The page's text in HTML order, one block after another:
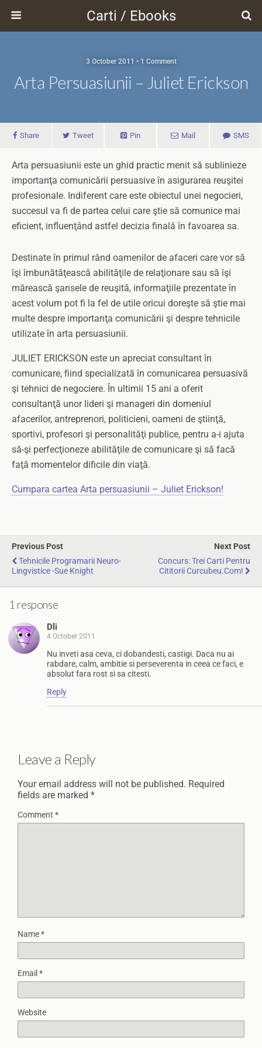
Carti / Ebooks
3 October 2011 • 1 Comment
Arta Persuasiunii – Juliet Erickson
Share Tweet Pin Mail SMS
Arta persuasiunii este un ghid practic menit să sublinieze
importanţa comunicării persuasive în asigurarea reuşitei
profesionale. Indiferent care este obiectul unei negocieri,
succesul va fi de partea celui care ştie să comunice mai
eficient, influenţând astfel decizia finală în favoarea sa.
Destinate în primul rând oamenilor de afaceri care vor să
îşi îmbunătăţească abilităţile de relaţionare sau să îşi
mărească şansele de reuşită, informaţiile prezentate în
acest volum pot fi la fel de utile oricui doreşte să ştie mai
multe despre importanţa comunicării şi despre tehnicile
utilizate în arta persuasiunii.
JULIET ERICKSON este un apreciat consultant în
comunicare, fiind specializată în comunicarea persuasivă
şi tehnici de negociere. În ultimii 15 ani a oferit
consultanţă unor lideri şi manageri din domeniul
afacerilor, antreprenori, politicieni, oameni de ştiinţă,
sportivi, profesori şi personalităţi publice, pentru a-i ajuta
să-şi perfecţioneze abilităţile de comunicare şi să facă
faţă momentelor dificile din viaţă.
Cumpara cartea Arta persuasiunii – Juliet Erickson!
Previous Post
Tehnicile Programarii Neuro-
Lingvistice -Sue Knight
Next Post
Concurs: Trei Carti Pentru
Cititorii Curcubeu.com!
1 response
Dli
4 October 2011
Nu inveti asa ceva, ci dobandesti, castigi. Daca nu ai
rabdare, calm, ambitie si perseverenta in ceea ce faci, e
absolut fara rost si sa citesti.
Reply
Leave a Reply
Your email address will not be published. Required
fields are marked *
Comment *
Name*
Email*
Website